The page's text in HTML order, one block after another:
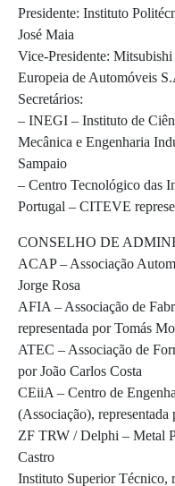
Presidente: Instituto
José Maia
Vice-Presidente:
Europeia de Automóveis
Secretários:
– INEGI – Instituto de
Mecânica e Engenharia
Sampaio
– Centro Tecnológico das
Portugal – CITEVE
CONSELHO DE
ACAP – Associação
Jorge Rosa
AFIA – Associação de
representada por Tomás
ATEC – Associação de
por João Carlos Costa
CEiiA – Centro de
(Associação),
ZF TRW / Delphi – Metal
Castro
Instituto Superior Técnico,